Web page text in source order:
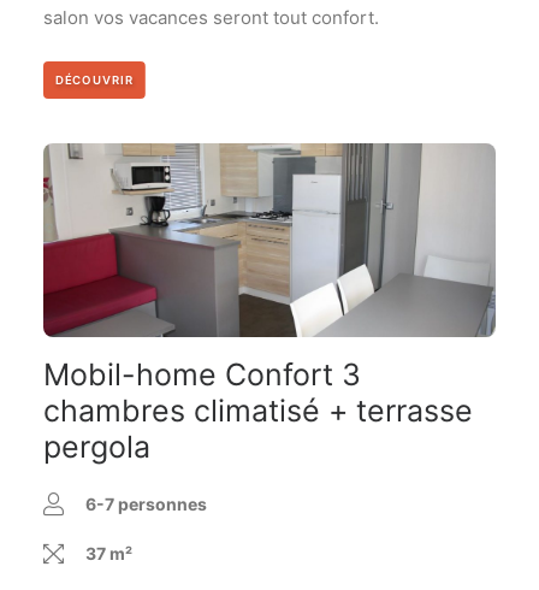
salon vos vacances seront tout confort.
DÉCOUVRIR
Mobil-home Confort 3
chambres climatisé + terrasse
pergola
6-7 personnes
37 m²